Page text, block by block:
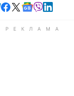
Читайте у Telegram
Читайте у
Читайте у X
Читайте у